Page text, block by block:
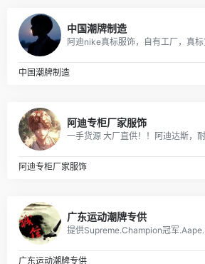
中国潮牌制造
中国潮牌制造
阿迪专柜厂家服饰
阿迪专柜厂家服饰
广东运动潮牌专供
广东运动潮牌专供